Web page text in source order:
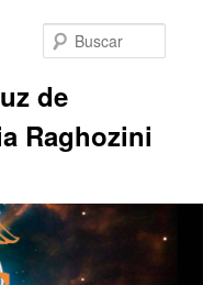
de
Raghozini